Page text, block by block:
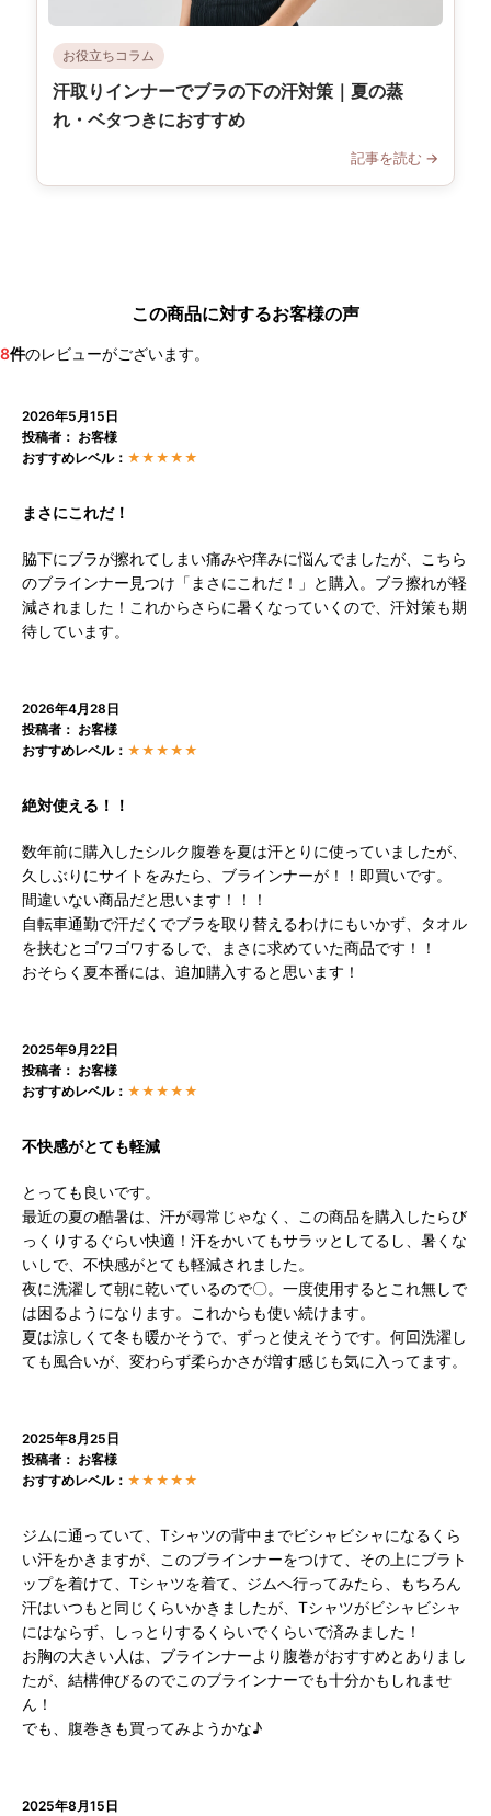
お役立ちコラム
汗取りインナーでブラの下の汗対策｜夏の蒸
れ・ベタつきにおすすめ
記事を読む →
この商品に対するお客様の声
8件のレビューがございます。
2026年5月15日
投稿者： お客様
おすすめレベル： ★★★★★
まさにこれだ！
脇下にブラが擦れてしまい痛みや痒みに悩んでましたが、こちら
のブラインナー見つけ「まさにこれだ！」と購入。ブラ擦れが軽
減されました！これからさらに暑くなっていくので、汗対策も期
待しています。
2026年4月28日
投稿者： お客様
おすすめレベル： ★★★★★
絶対使える！！
数年前に購入したシルク腹巻を夏は汗とりに使っていましたが、
久しぶりにサイトをみたら、ブラインナーが！！即買いです。
間違いない商品だと思います！！！
自転車通勤で汗だくでブラを取り替えるわけにもいかず、タオル
を挟むとゴワゴワするしで、まさに求めていた商品です！！
おそらく夏本番には、追加購入すると思います！
2025年9月22日
投稿者： お客様
おすすめレベル： ★★★★★
不快感がとても軽減
とっても良いです。
最近の夏の酷暑は、汗が尋常じゃなく、この商品を購入したらび
っくりするぐらい快適！汗をかいてもサラッとしてるし、暑くな
いしで、不快感がとても軽減されました。
夜に洗濯して朝に乾いているので〇。一度使用するとこれ無しで
は困るようになります。これからも使い続けます。
夏は涼しくて冬も暖かそうで、ずっと使えそうです。何回洗濯し
ても風合いが、変わらず柔らかさが増す感じも気に入ってます。
2025年8月25日
投稿者： お客様
おすすめレベル： ★★★★★
ジムに通っていて、Tシャツの背中までビシャビシャになるくら
い汗をかきますが、このブラインナーをつけて、その上にブラト
ップを着けて、Tシャツを着て、ジムへ行ってみたら、もちろん
汗はいつもと同じくらいかきましたが、Tシャツがビシャビシャ
にはならず、しっとりするくらいでくらいで済みました！
お胸の大きい人は、ブラインナーより腹巻がおすすめとありまし
たが、結構伸びるのでこのブラインナーでも十分かもしれませ
ん！
でも、腹巻きも買ってみようかな♪
2025年8月15日